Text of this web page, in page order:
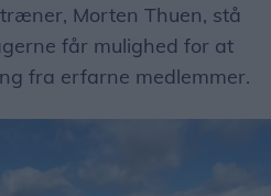
Morten Thuen, stå
får mulighed for at
fra erfarne medlemmer.